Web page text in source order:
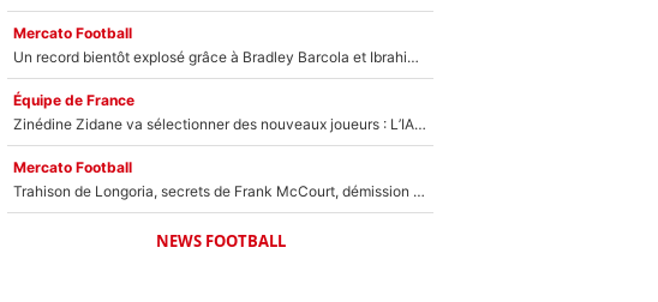
Mercato Football
Un record bientôt explosé grâce à Bradley Barcola et Ibrahim Mbaye : Le PSG sur le point de réaliser un mercato historique ?
Équipe de France
Zinédine Zidane va sélectionner des nouveaux joueurs : L’IA dévoile les 5 cracks qui pourraient rapidement le rejoindre en équipe de France !
Mercato Football
Trahison de Longoria, secrets de Frank McCourt, démission de Roberto De Zerbi : Medhi Benatia se lâche sur son départ de l'OM et fait d'importantes révélations
NEWS FOOTBALL